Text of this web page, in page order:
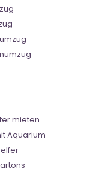
mieten
Aquarium